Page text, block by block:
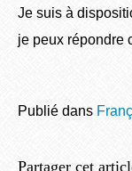
Je suis à
je peux répondre
Publié dans
Partager cet